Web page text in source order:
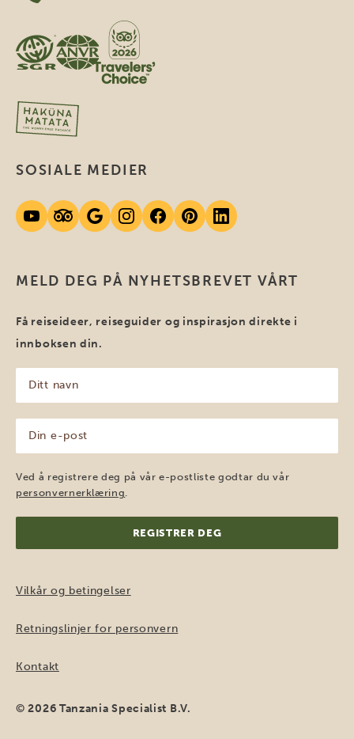
MELD DEG PÅ NYHETSBREVET VÅRT
Få reiseideer, reiseguider og inspirasjon direkte i
innboksen din.
navn
(Påkrevd)
post
(Påkrevd)
Ved å registrere deg på vår e-postliste godtar du vår
personvernerklæring
SOSIALE MEDIER
Vilkår og betingelser
Retningslinjer for personvern
Kontakt
© 2026 Tanzania Specialist B.V.